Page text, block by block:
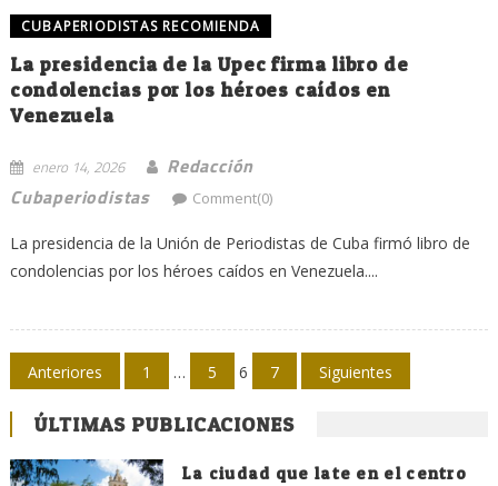
CUBAPERIODISTAS RECOMIENDA
La presidencia de la Upec firma libro de
condolencias por los héroes caídos en
Venezuela
enero 14, 2026
Redacción
Cubaperiodistas
Comment(0)
La presidencia de la Unión de Periodistas de Cuba firmó libro de
condolencias por los héroes caídos en Venezuela....
Navegación
de
entradas
Anteriores 1 … 5 6 7 Siguientes
ÚLTIMAS PUBLICACIONES
La ciudad que late en el centro